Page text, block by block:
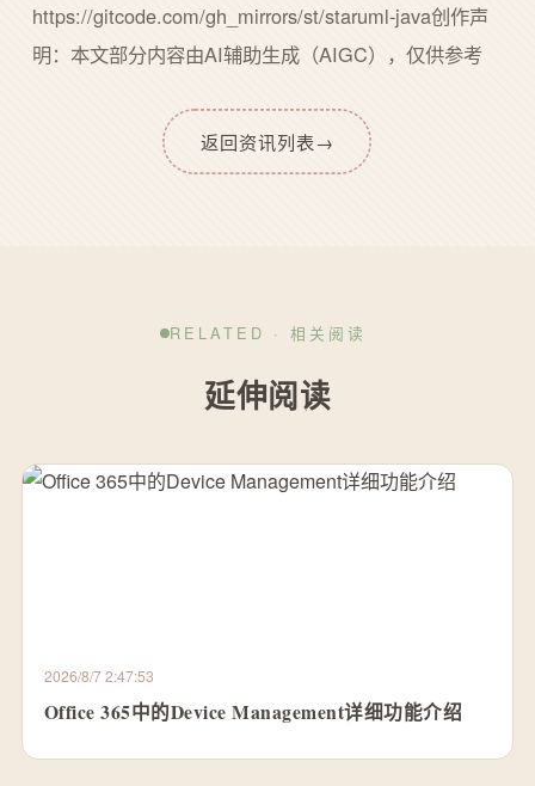
https://gitcode.com/gh_mirrors/st/staruml-java创作声
明：本文部分内容由AI辅助生成（AIGC），仅供参考
返回资讯列表→
RELATED · 相关阅读
延伸阅读
2026/8/7 2:47:53
Office 365中的Device Management详细功能介绍